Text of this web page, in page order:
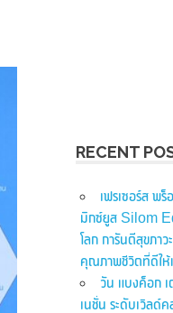
RECENT
เฟรเซอร์ส พร็
มิกซ์ยูส Silom
โลก การันตีสุขภา
คุณภาพชีวิตที่ดีให้
วัน แบงค็อก เ
เนชั่น ระดับเวิลด์ค